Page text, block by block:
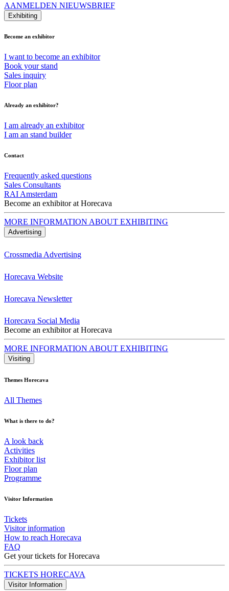
AANMELDEN NIEUWSBRIEF
Exhibiting
Become an exhibitor
I want to become an exhibitor
Book your stand
Sales inquiry
Floor plan
Already an exhibitor?
I am already an exhibitor
I am an stand builder
Contact
Frequently asked questions
Sales Consultants
RAI Amsterdam
Become an exhibitor at Horecava
MORE INFORMATION ABOUT EXHIBITING
Advertising
Crossmedia Advertising
Horecava Website
Horecava Newsletter
Horecava Social Media
Become an exhibitor at Horecava
MORE INFORMATION ABOUT EXHIBITING
Visiting
Themes Horecava
All Themes
What is there to do?
A look back
Activities
Exhibitor list
Floor plan
Programme
Visitor Information
Tickets
Visitor information
How to reach Horecava
FAQ
Get your tickets for Horecava
TICKETS HORECAVA
Visitor Information